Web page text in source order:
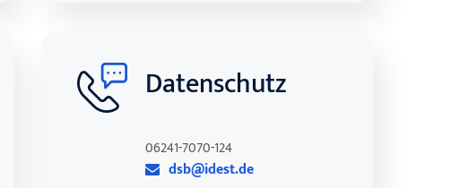
Datenschutz
06241-7070-124
dsb@idest.de